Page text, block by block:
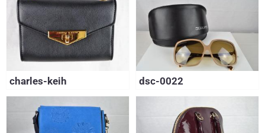
charles-keih dsc-0022